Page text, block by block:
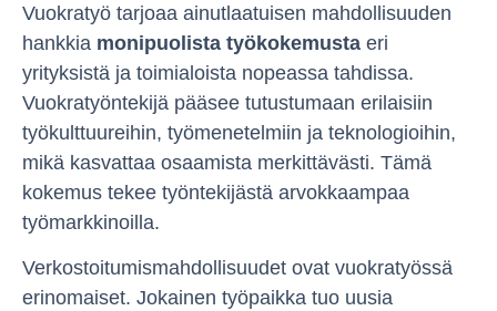
Vuokratyö tarjoaa ainutlaatuisen mahdollisuuden
hankkia monipuolista työkokemusta eri
yrityksistä ja toimialoista nopeassa tahdissa.
Vuokratyöntekijä pääsee tutustumaan erilaisiin
työkulttuureihin, työmenetelmiin ja teknologioihin,
mikä kasvattaa osaamista merkittävästi. Tämä
kokemus tekee työntekijästä arvokkaampaa
työmarkkinoilla.
Verkostoitumismahdollisuudet ovat vuokratyössä
erinomaiset. Jokainen työpaikka tuo uusia